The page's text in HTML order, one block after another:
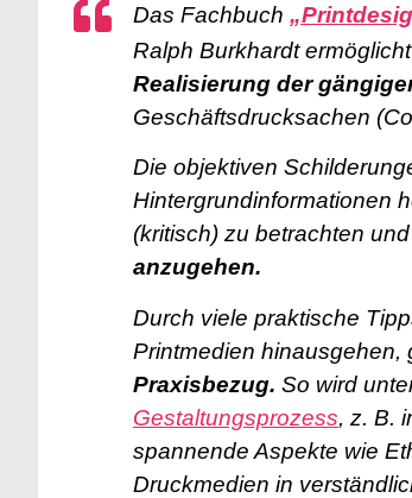
Das Fachbuch
Ralph Burkhardt
Realisierung der
Geschäftsdrucksachen
Die objektiven
Hintergrundinformationen
(kritisch) zu betrachten
anzugehen.
Durch viele praktische
Printmedien hinausgehen,
Praxisbezug. So wird
Gestaltungsprozess, z. B.
spannende Aspekte wie
Druckmedien in